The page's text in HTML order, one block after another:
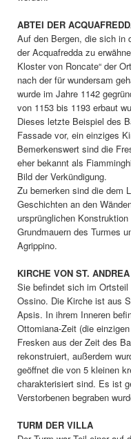
ABTEI DER
Auf den Bergen, die sich in
der Acquafredda zu
Kloster von Roncate“ der
nach der für wundersam
wurde im Jahre 1142
von 1153 bis 1193 erbaut
Dieses letzte Beispiel des
Fassade vor, ein einziges
Bemerkenswert sind die
eher bekannt als
Bild der Verkündigung.
Zu bemerken sind die dem
Geschichten an den
ursprünglichen
Grundmauern des Turmes
Agrippino.
KIRCHE VON ST. ANDREA
Sie befindet sich im Ortsteil
Ossino. Die Kirche ist aus
Apsis. In ihrem Inneren
Ottomiana-Zeit (die
Fresken aus der Zeit des
rekonstruiert, außerdem
geöffnet die von 5 kleinen
charakterisiert sind. Es ist
Verstorbenen begraben
TURM DER VILLA